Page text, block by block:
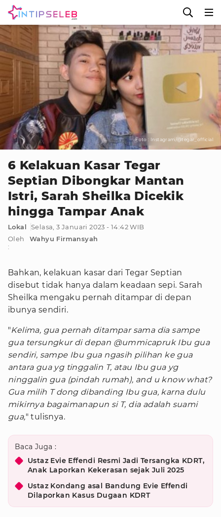
Foto : Instagram/@tegar_official
6 Kelakuan Kasar Tegar
Septian Dibongkar Mantan
Istri, Sarah Sheilka Dicekik
hingga Tampar Anak
Lokal
Selasa, 3 Januari 2023 - 14:42 WIB
Oleh
:
Wahyu Firmansyah
Bahkan, kelakuan kasar dari Tegar Septian
disebut tidak hanya dalam keadaan sepi. Sarah
Sheilka mengaku pernah ditampar di depan
ibunya sendiri.
"Kelima, gua pernah ditampar sama dia sampe
gua tersungkur di depan @ummicapruk Ibu gua
sendiri, sampe Ibu gua ngasih pilihan ke gua
antara gua yg tinggalin T, atau Ibu gua yg
ninggalin gua (pindah rumah), and u know what?
Gua milih T dong dibanding Ibu gua, karna dulu
mikirnya bagaimanapun si T, dia adalah suami
gua," tulisnya.
Baca Juga :
Ustaz Evie Effendi Resmi Jadi Tersangka KDRT,
Anak Laporkan Kekerasan sejak Juli 2025
Ustaz Kondang asal Bandung Evie Effendi
Dilaporkan Kasus Dugaan KDRT